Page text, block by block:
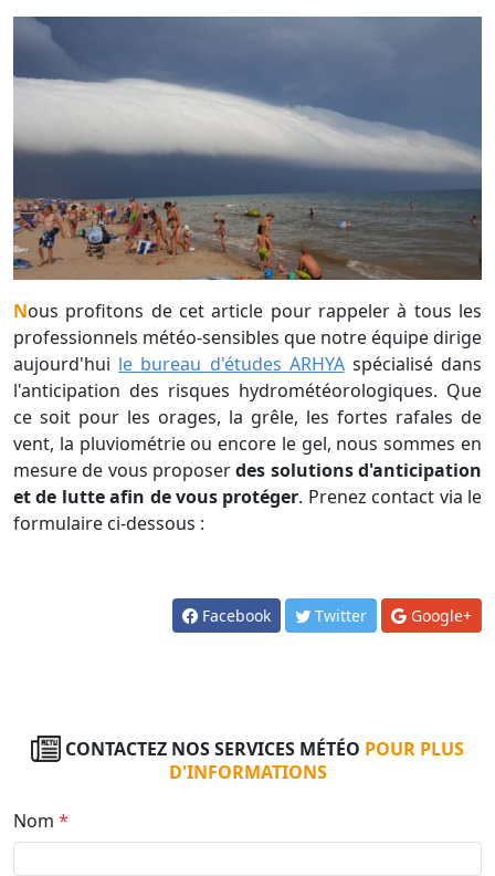
Nous profitons de cet article pour rappeler à tous les
professionnels météo-sensibles que notre équipe dirige
aujourd'hui le bureau d'études ARHYAspécialisé dans
l'anticipation des risques hydrométéorologiques. Que
ce soit pour les orages, la grêle, les fortes rafales de
vent, la pluviométrie ou encore le gel, nous sommes en
mesure de vous proposerdes solutions d'anticipation
et de lutte afin de vous protéger. Prenez contact via le
formulaire ci-dessous :
Facebook Twitter Google+
CONTACTEZ NOS SERVICES MÉTÉO POUR PLUS
D'INFORMATIONS
Nom *